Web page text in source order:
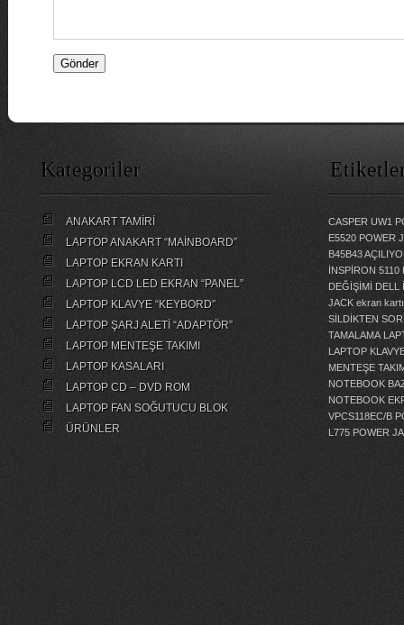
Kategoriler
ANAKART TAMİRİ
LAPTOP ANAKART “MAİNBOARD”
LAPTOP EKRAN KARTI
LAPTOP LCD LED EKRAN “PANEL”
LAPTOP KLAVYE “KEYBORD”
LAPTOP ŞARJ ALETİ “ADAPTÖR”
LAPTOP MENTEŞE TAKIMI
LAPTOP KASALARI
LAPTOP CD – DVD ROM
LAPTOP FAN SOĞUTUCU BLOK
ÜRÜNLER
CASPER UW1
E5520 POWER
B45B43
İNSPİRON
DEĞİŞİMİ
DELL
JACK ekran
SİLDİKTEN
TAMALAMA
LAPTOP
MENTEŞE
NOTEBOOK
NOTEBOOK
VPCS118EC/B
L775 POWER